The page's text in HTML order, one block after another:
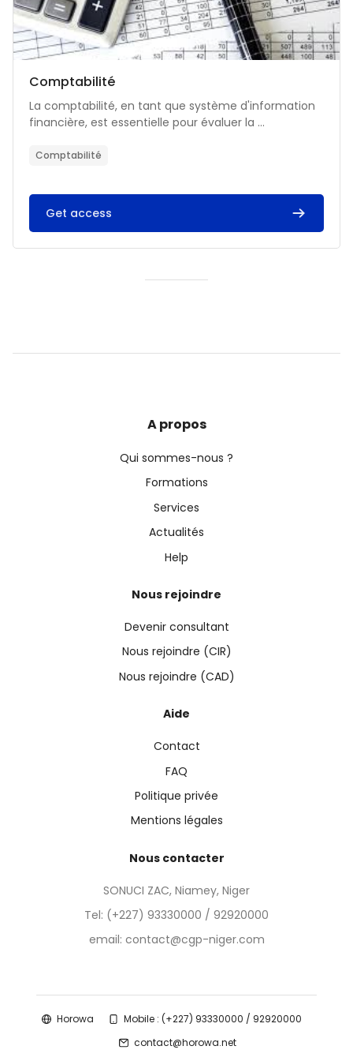
Catégorie de cours
Nom du cours
Comptabilité
Résumé du cours :
La comptabilité, en tant que système d'information
financière, est essentielle pour évaluer la ...
Comptabilité
Get access
A propos
Qui sommes-nous ?
Formations
Services
Actualités
Help
Nous rejoindre
Devenir consultant
Nous rejoindre (CIR)
Nous rejoindre (CAD)
Aide
Contact
FAQ
Politique privée
Mentions légales
Nous contacter
SONUCI ZAC, Niamey, Niger
Tel: (+227) 93330000 / 92920000
email: contact@cgp-niger.com
Horowa
Mobile : (+227) 93330000 / 92920000
contact@horowa.net